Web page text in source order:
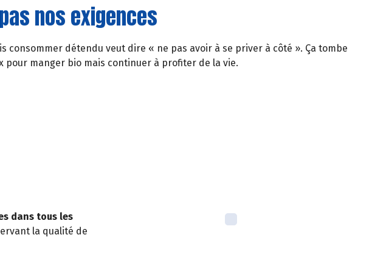
nos exigences
consommer détendu veut dire « ne pas avoir à se priver à côté ». Ça tombe
pour manger bio mais continuer à profiter de la vie.
dans tous les
la qualité de